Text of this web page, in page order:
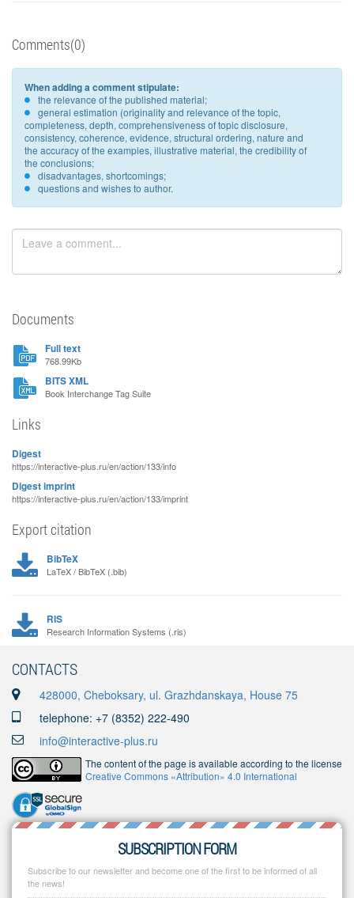
Comments(0)
When adding a comment stipulate:
the relevance of the published material;
general estimation (originality and relevance of the topic,
completeness, depth, comprehensiveness of topic disclosure,
consistency, coherence, evidence, structural ordering, nature and
the accuracy of the examples, illustrative material, the credibility of
the conclusions;
disadvantages, shortcomings;
questions and wishes to author.
Documents
Full text
768.99Kb
BITS XML
Book Interchange Tag Suite
Links
Digest
https://interactive-plus.ru/en/action/133/info
Digest imprint
https://interactive-plus.ru/en/action/133/imprint
Export citation
BibTeX
LaTeX / BibTeX (.bib)
RIS
Research Information Systems (.ris)
CONTACTS
428000, Cheboksary, ul. Grazhdanskaya, House 75
telephone: +7 (8352) 222-490
info@interactive-plus.ru
The content of the page is available according to the license
Creative Commons «Attribution» 4.0 International
SUBSCRIPTION FORM
Subscribe to our newsletter and become one of the first to be informed of all
the news!